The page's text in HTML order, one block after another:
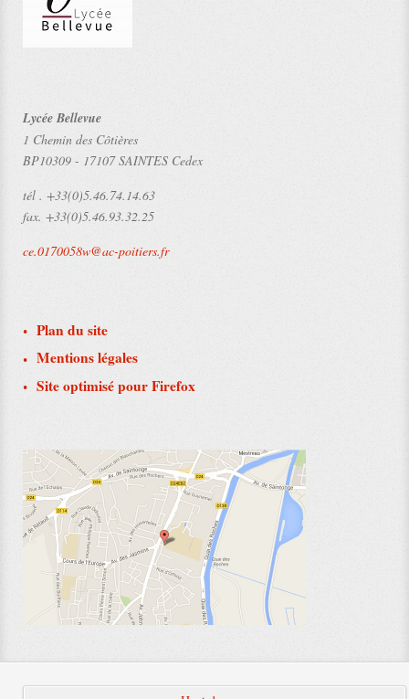
Lycée Bellevue
1 Chemin des Côtières
BP10309 - 17107 SAINTES Cedex
tél . +33(0)5.46.74.14.63
fax. +33(0)5.46.93.32.25
ce.0170058w@ac-poitiers.fr
Plan du site
Mentions légales
Site optimisé pour Firefox